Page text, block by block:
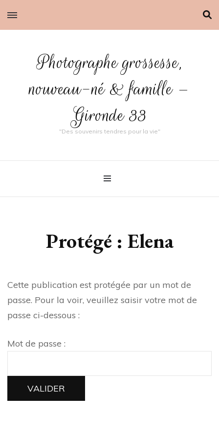
Photographe grossesse,
nouveau-né & famille –
Gironde 33
"Des souvenirs tendres pour la vie"
Protégé : Elena
Cette publication est protégée par un mot de
passe. Pour la voir, veuillez saisir votre mot de
passe ci-dessous :
Mot de passe :